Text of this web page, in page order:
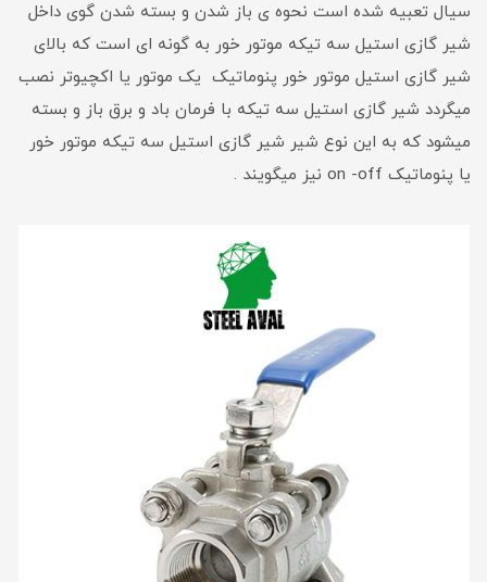
سیال تعبیه شده است نحوه ی باز شدن و بسته شدن گوی داخل
شیر گازی استیل سه تیکه موتور خور به گونه ای است که بالای
شیر گازی استیل موتور خور پنوماتیک یک موتور یا اکچیوتر نصب
میگردد شیر گازی استیل سه تیکه با فرمان باد و برق باز و بسته
میشود که به این نوع شیر شیر گازی استیل سه تیکه موتور خور
یا پنوماتیک on -off نیز میگویند .